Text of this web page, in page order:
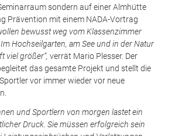
sondern auf einer Almhütte
Prävention mit einem NADA-Vortrag
bewusst weg vom Klassenzimmer
Hochseilgarten, am See und in der Natur
viel größer“, verrät Mario Plesser. Der
das gesamte Projekt und stellt die
vor immer wieder vor neue
und Sportlern von morgen lastet ein
Druck. Sie müssen erfolgreich sein